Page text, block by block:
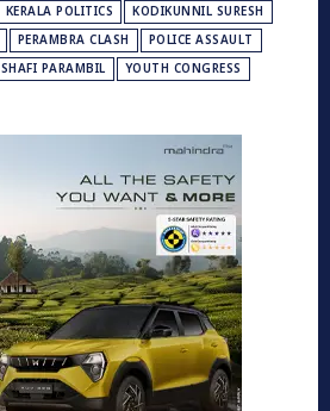
KERALA POLITICS
KODIKUNNIL SURESH
PERAMBRA CLASH
POLICE ASSAULT
SHAFI PARAMBIL YOUTH CONGRESS